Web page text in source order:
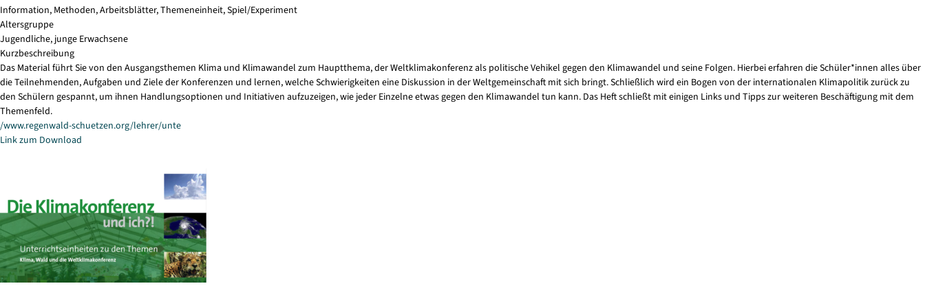
Information, Methoden, Arbeitsblätter, Themeneinheit, Spiel/Experiment
Altersgruppe
Jugendliche, junge Erwachsene
Kurzbeschreibung
Das Material führt Sie von den Ausgangsthemen Klima und Klimawandel zum Hauptthema, der Weltklimakonferenz als politische Vehikel gegen den Klimawandel und seine Folgen. Hierbei erfahren die Schüler*innen alles über
die Teilnehmenden, Aufgaben und Ziele der Konferenzen und lernen, welche Schwierigkeiten eine Diskussion in der Weltgemeinschaft mit sich bringt. Schließlich wird ein Bogen von der internationalen Klimapolitik zurück zu
den Schülern gespannt, um ihnen Handlungsoptionen und Initiativen aufzuzeigen, wie jeder Einzelne etwas gegen den Klimawandel tun kann. Das Heft schließt mit einigen Links und Tipps zur weiteren Beschäftigung mit dem
Themenfeld.
/www.regenwald-schuetzen.org/lehrer/unte
Link zum Download